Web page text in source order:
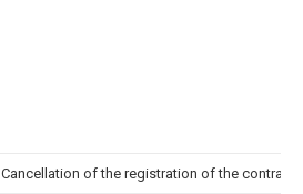
Cancellation of the registration of the